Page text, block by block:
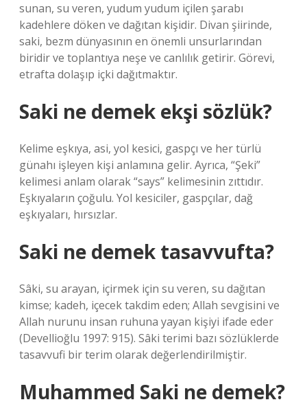
sunan, su veren, yudum yudum içilen şarabı
kadehlere döken ve dağıtan kişidir. Divan şiirinde,
saki, bezm dünyasının en önemli unsurlarından
biridir ve toplantıya neşe ve canlılık getirir. Görevi,
etrafta dolaşıp içki dağıtmaktır.
Saki ne demek ekşi sözlük?
Kelime eşkıya, asi, yol kesici, gaspçı ve her türlü
günahı işleyen kişi anlamına gelir. Ayrıca, “Şeki”
kelimesi anlam olarak “says” kelimesinin zıttıdır.
Eşkıyaların çoğulu. Yol kesiciler, gaspçılar, dağ
eşkıyaları, hırsızlar.
Saki ne demek tasavvufta?
Sâki, su arayan, içirmek için su veren, su dağıtan
kimse; kadeh, içecek takdim eden; Allah sevgisini ve
Allah nurunu insan ruhuna yayan kişiyi ifade eder
(Devellioğlu 1997: 915). Sâki terimi bazı sözlüklerde
tasavvufi bir terim olarak değerlendirilmiştir.
Muhammed Saki ne demek?